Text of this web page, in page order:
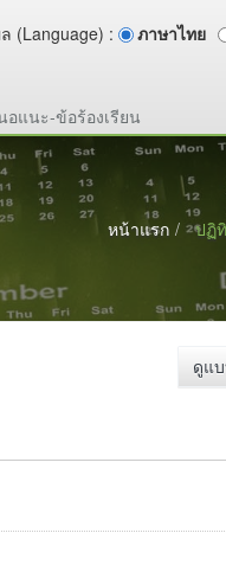
(Language) : ภาษาไทย
อแนะ-ข้อร้องเรียน
หน้าแรก ปฏิ
ดูแ